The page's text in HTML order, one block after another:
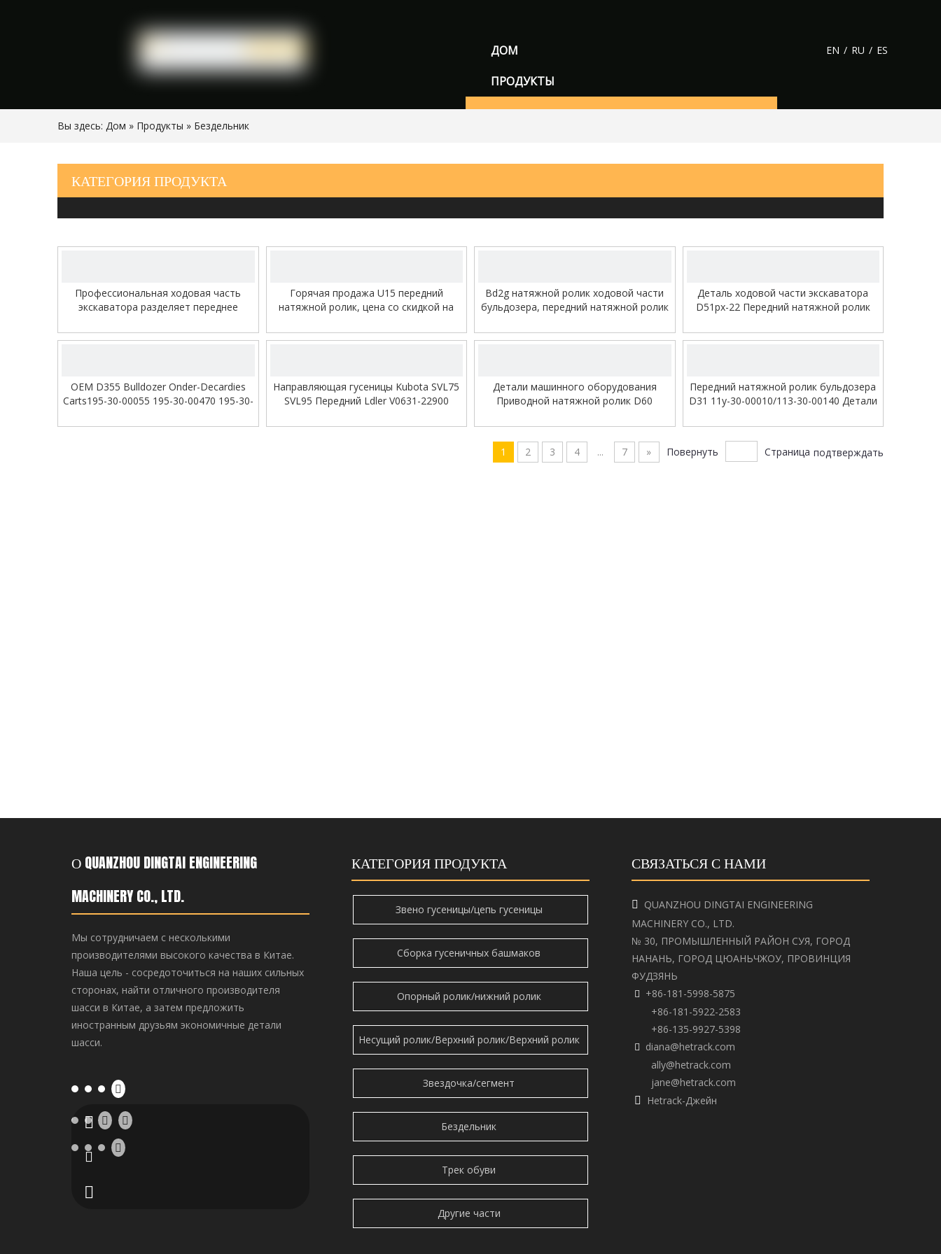
ДОМ
ПРОДУКТЫ
Несущий ролик/Верхний ролик/Верхний ролик
Звездочка/сегмент
Бездельник
Другие части
Трек Страж
Шатун
Цилиндр гусеницы в сборе
Цилиндр
EN / RU / ES
Вы здесь: Дом » Продукты » Бездельник
КАТЕГОРИЯ ПРОДУКТА
Профессиональная ходовая часть
экскаватора разделяет переднее
переднее натяжное устройство
Горячая продажа U15 передний
натяжной ролик, цена со скидкой на
Bd2g натяжной ролик ходовой части
бульдозера, передний натяжной ролик
Деталь ходовой части экскаватора
D51px-22 Передний натяжной ролик
Натяжной ролик
OEM D355 Bulldozer Onder-Decardies
Carts195-30-00055 195-30-00470 195-30-
Направляющая гусеницы Kubota SVL75
SVL95 Передний Ldler V0631-22900
Детали машинного оборудования
Приводной натяжной ролик D60
Гусеничный передний натяжной ролик
Передний натяжной ролик бульдозера
D31 11y-30-00010/113-30-00140 Детали
1 2 3 4 ... 7 » Повернуть Страница подтверждать
О QUANZHOU DINGTAI ENGINEERING
MACHINERY CO., LTD.
Мы сотрудничаем с несколькими
производителями высокого качества в Китае.
Наша цель - сосредоточиться на наших сильных
сторонах, найти отличного производителя
шасси в Китае, а затем предложить
иностранным друзьям экономичные детали
шасси.
+86-
135-
9927-
diana@hetrack.com
ally@hetrack.com
Hetrack-
КАТЕГОРИЯ ПРОДУКТА
Звено гусеницы/цепь гусеницы
Сборка гусеничных башмаков
Опорный ролик/нижний ролик
Несущий ролик/Верхний ролик/Верхний ролик
Звездочка/сегмент
Бездельник
Трек обуви
Другие части
СВЯЗАТЬСЯ С НАМИ

QUANZHOU DINGTAI ENGINEERING
MACHINERY CO., LTD.
№ 30, ПРОМЫШЛЕННЫЙ РАЙОН СУЯ, ГОРОД
НАНАНЬ, ГОРОД ЦЮАНЬЧЖОУ, ПРОВИНЦИЯ
ФУДЗЯНЬ

+86-181-5998-5875
+86-181-5922-2583
+86-135-9927-5398

diana@hetrack.com
ally@hetrack.com
jane@hetrack.com
 Hetrack-Джейн